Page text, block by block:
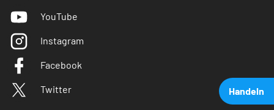
Handeln
YouTube
Instagram
Facebook
Twitter